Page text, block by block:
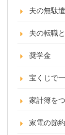
夫の無駄
夫の転職
奨学金
宝くじで
家計簿を
家電の節約